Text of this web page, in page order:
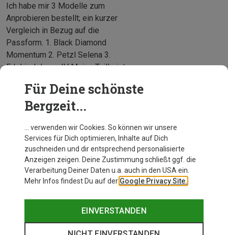
Ich habe mir 3 Modelle zum
Anprobieren bestellt; ein kurzer
Vergleich in Bezug auf die
Passform. 1. Black Diamond
Momentum 2. Petzl Selena 3.
Edelried Jayne IV Meine Taille ist
war am bequestem von der
Polsterung. Während die S in der
Taille perfekt passte, war er leider
zu eng am Bein. Die
Einstellmöglichkeiten reichten
nicht. Die M konnte ich gerade
noch eng genug in der Taille
noch akzeptabel. Hätte es da
mehr Spielraum gegeben, hätte
ich den Momentum in der M
Mehr anzeigen
Für Deine schönste
Bergzeit...
… verwenden wir Cookies. So können wir unsere
Services für Dich optimieren, Inhalte auf Dich
zuschneiden und dir entsprechend personalisierte
Anzeigen zeigen. Deine Zustimmung schließt ggf. die
Verarbeitung Deiner Daten u.a. auch in den USA ein.
Mehr Infos findest Du auf der Google Privacy Site.
EINVERSTANDEN